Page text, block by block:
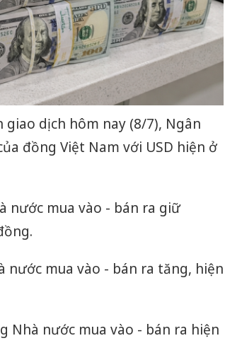
dịch hôm nay (8/7), Ngân
đồng Việt Nam với USD hiện ở
nước mua vào - bán ra giữ
nước mua vào - bán ra tăng, hiện
Nhà nước mua vào - bán ra hiện